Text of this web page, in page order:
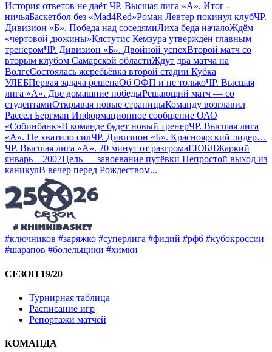
История ответов не даёт ЧР. Высшая лига «А». Итог -
ничьяБаскетбол без «Mad4Red»Роман Левтер покинул клубЧР.
Дивизион «Б». Победа над соседямиЛиха беда началоЖдём
«чёртовой дюжины»Кястутис Кемзура утверждён главным
тренеромЧР. Дивизион «Б». Двойной успехВторой матч со
вторым клубом Самарской областиЖдут два матча на
ВолгеСостоялась жеребьёвка второй стадии Кубка
УЛЕБПервая задача решенаОб ОФП и не толькоЧР. Высшая
лига «А». Две домашние победыРешающий матч — со
студентамиОткрывая новые страницыКоманду возглавил
Рассел Бергман Информационное сообщение ОАО
«Собинбанк»В команде будет новый тренерЧР. Высшая лига
«А». Не хватило силЧР. Дивизион «Б». Красноярский лидер…
ЧР. Высшая лига «А». 20 минут от разгромаЕЮБЛЖаркий
январь – 2007Цель — завоевание путёвки Непростой выход из
каникулВ вечер перед Рождеством...
#ключников #заряжко #суперлига #фидий #рфб #кубокроссии
#шарапов #болельщики #химки
СЕЗОН 19/20
Турнирная таблица
Расписание игр
Репортажи матчей
КОМАНДА